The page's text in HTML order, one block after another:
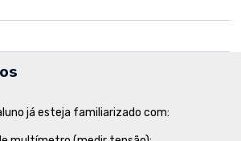
já esteja familiarizado com: